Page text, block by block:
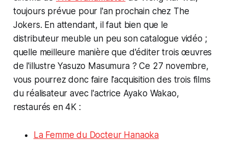
toujours prévue pour l'an prochain chez The
Jokers. En attendant, il faut bien que le
distributeur meuble un peu son catalogue vidéo ;
quelle meilleure manière que d'éditer trois œuvres
de l'illustre Yasuzo Masumura ? Ce 27 novembre,
vous pourrez donc faire l'acquisition des trois films
du réalisateur avec l'actrice Ayako Wakao,
restaurés en 4K :
La Femme du Docteur Hanaoka